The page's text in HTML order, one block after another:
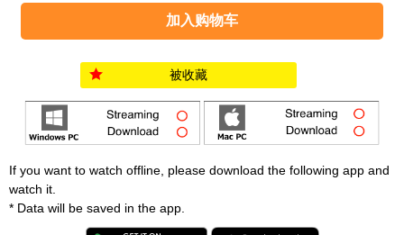
被收藏
If you want to watch offline, please download the following app and
watch it.
* Data will be saved in the app.